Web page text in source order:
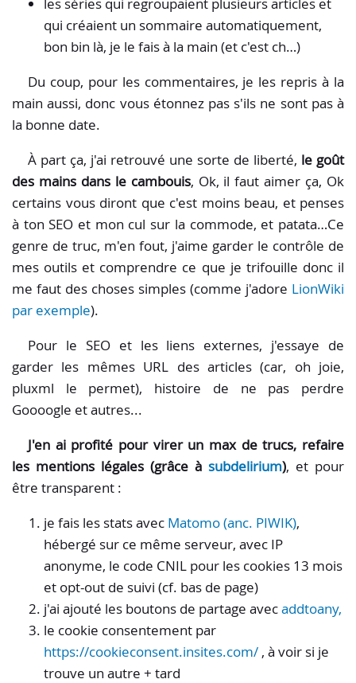
qui créaient un sommaire automatiquement,
bon bin là, je le fais à la main (et c'est ch…)
Du coup, pour les commentaires, je les repris à la
main aussi, donc vous étonnez pas s'ils ne sont pas à
la bonne date.
À part ça, j'ai retrouvé une sorte de liberté, le goût
des mains dans le cambouis, Ok, il faut aimer ça, Ok
certains vous diront que c'est moins beau, et penses
à ton SEO et mon cul sur la commode, et patata…Ce
genre de truc, m'en fout, j'aime garder le contrôle de
mes outils et comprendre ce que je trifouille donc il
me faut des choses simples (comme j'adore LionWiki
par exemple).
Pour le SEO et les liens externes, j'essaye de
garder les mêmes URL des articles (car, oh joie,
pluxml le permet), histoire de ne pas perdre
Goooogle et autres...
J'en ai profité pour virer un max de trucs, refaire
les mentions légales (grâce à subdelirium), et pour
être transparent :
je fais les stats avec Matomo (anc. PIWIK),
hébergé sur ce même serveur, avec IP
anonyme, le code CNIL pour les cookies 13 mois
et opt-out de suivi (cf. bas de page)
j'ai ajouté les boutons de partage avecaddtoany,
le cookie consentement par
https://cookieconsent.insites.com/ , à voir si je
trouve un autre + tard